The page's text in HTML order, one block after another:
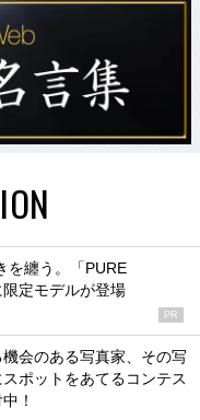
を纏う。「PURE
定モデルが登場
PR
会のある写真家、その写
ポットをあてるコンテス
！